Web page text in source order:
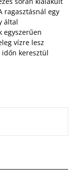
ragasztásnál egy
által
egyszerűen
vízre lesz
időn keresztül